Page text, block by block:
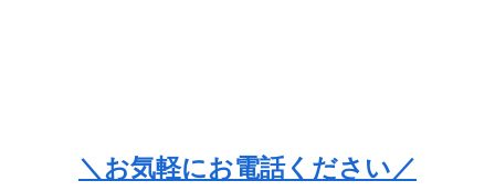
＼お気軽にお電話ください／